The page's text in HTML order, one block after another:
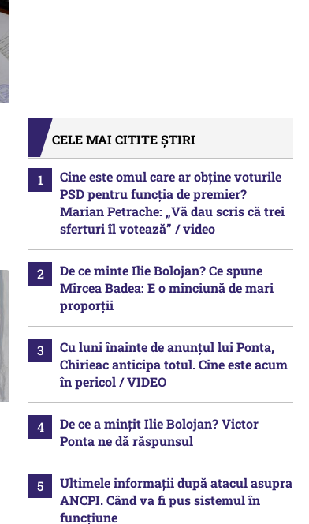
CELE MAI CITITE ȘTIRI
Cine este omul care ar obține voturile
PSD pentru funcția de premier?
Marian Petrache: „Vă dau scris că trei
sferturi îl votează” / video
De ce minte Ilie Bolojan? Ce spune
Mircea Badea: E o minciună de mari
proporții
Cu luni înainte de anunțul lui Ponta,
Chirieac anticipa totul. Cine este acum
în pericol / VIDEO
De ce a mințit Ilie Bolojan? Victor
Ponta ne dă răspunsul
Ultimele informații după atacul asupra
ANCPI. Când va fi pus sistemul în
funcțiune